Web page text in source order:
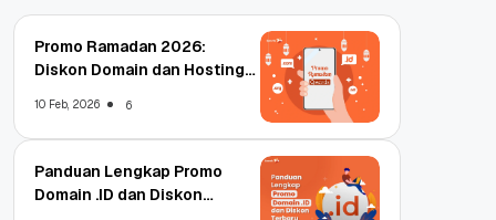
Promo Ramadan 2026:
Diskon Domain dan Hosting
10 Feb, 2026 6
Panduan Lengkap Promo
Domain .ID dan Diskon